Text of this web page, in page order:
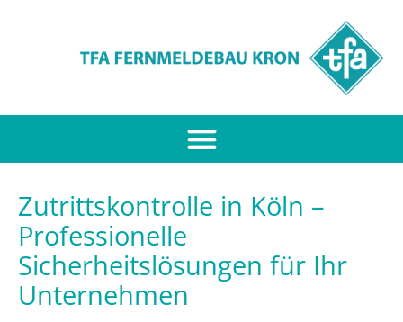
Zutrittskontrolle in Köln –
Professionelle
Sicherheitslösungen für Ihr
Unternehmen